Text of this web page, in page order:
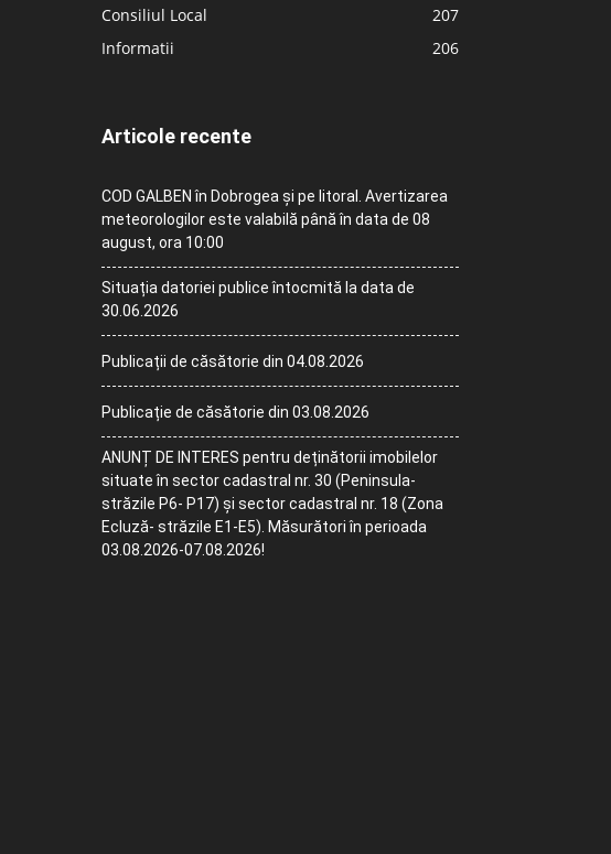
Consiliul Local
207
Informatii
206
Articole recente
COD GALBEN în Dobrogea și pe litoral. Avertizarea
meteorologilor este valabilă până în data de 08
august, ora 10:00
Situația datoriei publice întocmită la data de
30.06.2026
Publicații de căsătorie din 04.08.2026
Publicație de căsătorie din 03.08.2026
ANUNȚ DE INTERES pentru deținătorii imobilelor
situate în sector cadastral nr. 30 (Peninsula-
străzile P6- P17) și sector cadastral nr. 18 (Zona
Ecluză- străzile E1-E5). Măsurători în perioada
03.08.2026-07.08.2026!